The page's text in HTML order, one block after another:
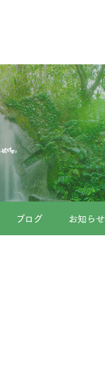
ブログ お知らせ